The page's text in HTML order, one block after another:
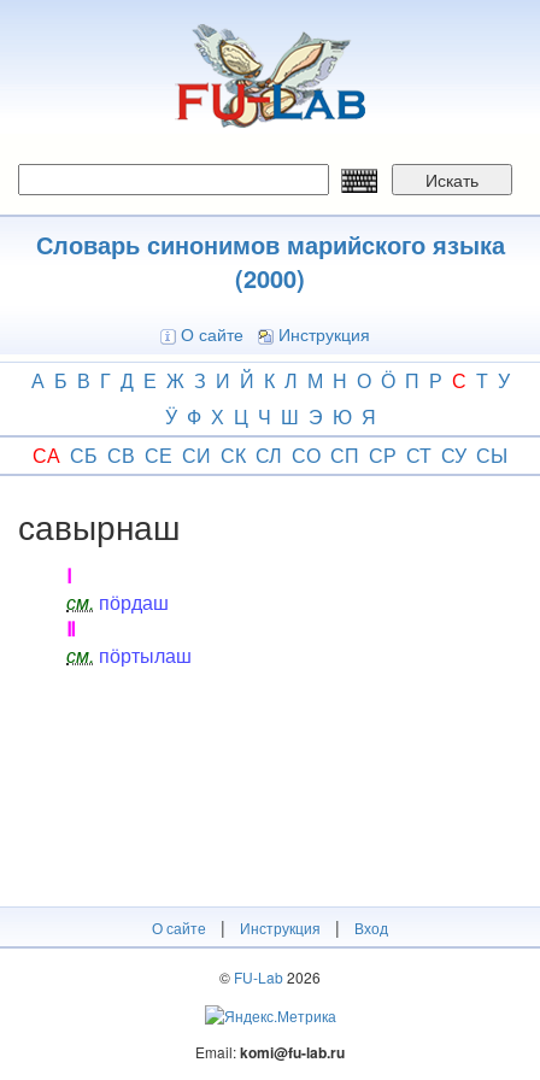
Искать
Словарь синонимов марийского языка
(2000)
О сайте Инструкция
А Б В Г Д Е Ж З И Й К Л М Н О Ӧ П Р С Т У
Ӱ Ф Х Ц Ч Ш Э Ю Я
СА СБ СВ СЕ СИ СК СЛ СО СП СР СТ СУ СЫ
савырнаш
Ⅰ
см. пӧрдаш
Ⅱ
см. пӧртылаш
О сайте | Инструкция | Вход
© FU-Lab2026
Email:komi@fu-lab.ru